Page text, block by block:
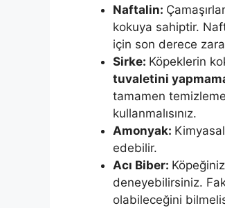
Naftalin:
kokuya sahiptir.
için son derece
Sirke: Köpeklerin
tuvaletini
tamamen
kullanmalısınız.
Amonyak:
edebilir.
Acı Biber:
deneyebilirsiniz.
olabileceğini